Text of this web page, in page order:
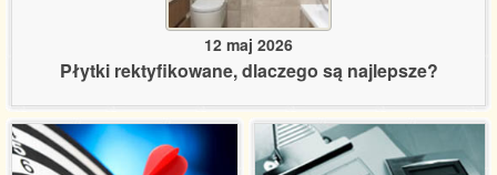
12 maj 2026
Płytki rektyfikowane, dlaczego są najlepsze?